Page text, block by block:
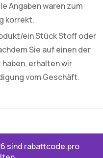
Angaben waren zum
korrekt.
ein Stück Stoff oder
Sie auf einen der
erhalten wir
vom Geschäft.
sind rabattcode.pro